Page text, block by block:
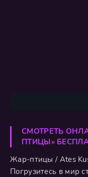
СМОТРЕТЬ
ПТИЦЫ»
Жар-птицы / Ates
Погрузитесь в мир